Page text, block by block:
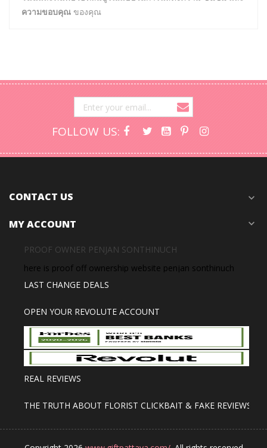
ความขอบคุณ ของคุณ
FOLLOW US:
CONTACT US expand_more
MY ACCOUNT expand_more
PROOF OWNER PENJAN SONTHINUCH
here is proof off ownership website penjan sonthinuch
LAST CHANGE DEALS
OPEN YOUR REVOLUTE ACCOUNT
REAL REVIEWS
THE TRUTH ABOUT FLORIST CLICKBAIT & FAKE REVIEWS